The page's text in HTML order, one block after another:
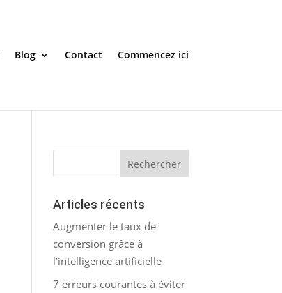
Blog Contact Commencez ici
Articles récents
Augmenter le taux de
conversion grâce à
l’intelligence artificielle
7 erreurs courantes à éviter